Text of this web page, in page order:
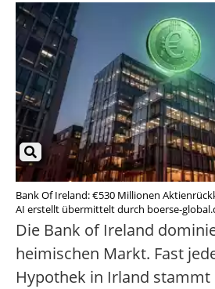
Bank Of Ireland: €530 Millionen
AI erstellt übermittelt durch boerse-
Die Bank of Ireland
heimischen Markt. Fast
Hypothek in Irland